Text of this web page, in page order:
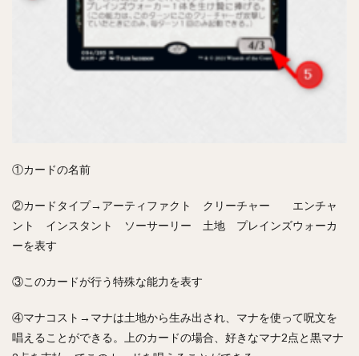
①カードの名前
②カードタイプ→アーティファクト クリーチャー エンチャ
ント インスタント ソーサーリー 土地 プレインズウォーカ
ーを表す
③このカードが行う特殊な能力を表す
④マナコスト→マナは土地から生み出され、マナを使って呪文を
唱えることができる。上のカードの場合、好きなマナ2点と黒マナ